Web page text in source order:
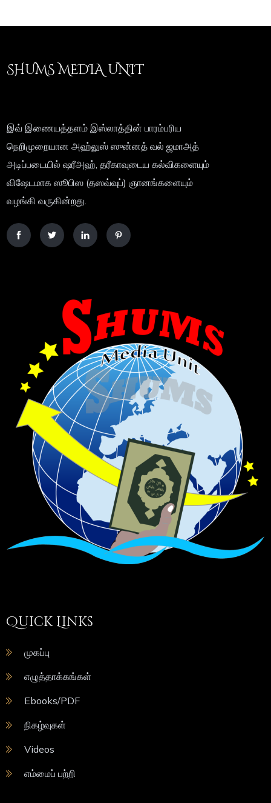
SHUMS MEDIA UNIT
இவ் இணையத்தளம் இஸ்லாத்தின் பாரம்பரிய
நெறிமுறையான அஹ்லுஸ் ஸுன்னத் வல் ஜமாஅத்
அடிப்படையில் ஷரீஅஹ், தரீகாவுடைய கல்விகளையும்
விஷேடமாக ஸூபிஸ (தஸவ்வுப்) ஞானங்களையும்
வழங்கி வருகின்றது.
Quick Links
முகப்பு
எழுத்தாக்கங்கள்
Ebooks/PDF
நிகழ்வுகள்
Videos
எம்மைப் பற்றி